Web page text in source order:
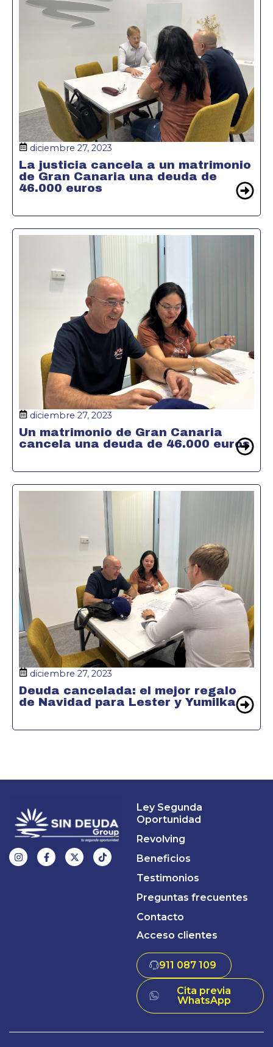
diciembre 27, 2023
La justicia cancela a un matrimonio
de Gran Canaria una deuda de
46.000 euros
diciembre 27, 2023
Un matrimonio de Gran Canaria
cancela una deuda de 46.000 euros
diciembre 27, 2023
Deuda cancelada: el mejor regalo
de Navidad para Lester y Yumilka
Ley Segunda
Oportunidad
Revolving
Beneficios
Testimonios
Preguntas frecuentes
Contacto
Acceso clientes
911 087 109
Cita previa
WhatsApp